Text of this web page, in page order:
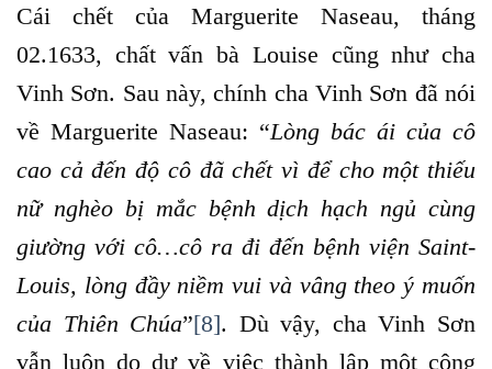
Cái chết của Marguerite Naseau, tháng
02.1633, chất vấn bà Louise cũng như cha
Vinh Sơn. Sau này, chính cha Vinh Sơn đã nói
về Marguerite Naseau: “Lòng bác ái của cô
cao cả đến độ cô đã chết vì để cho một thiếu
nữ nghèo bị mắc bệnh dịch hạch ngủ cùng
giường với cô…cô ra đi đến bệnh viện Saint-
Louis, lòng đầy niềm vui và vâng theo ý muốn
của Thiên Chúa”[8]. Dù vậy, cha Vinh Sơn
vẫn luôn do dự về việc thành lập một cộng